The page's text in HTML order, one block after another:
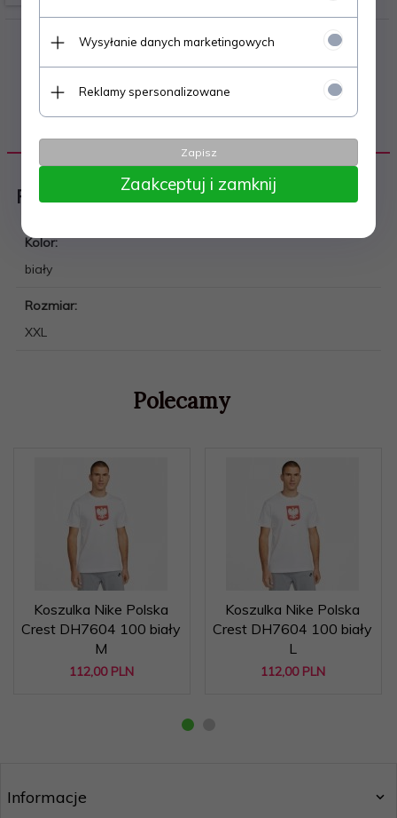
Piłka nożna
Kolor:
biały
Rozmiar:
XXL
Polecamy
Koszulka Nike Polska
Crest DH7604 100 biały
M
112,00 PLN
Koszulka Nike Polska
Crest DH7604 100 biały
L
112,00 PLN
Informacje
Wysyłanie danych marketingowych
Reklamy spersonalizowane
Zapisz
Zaakceptuj i zamknij